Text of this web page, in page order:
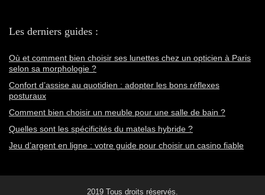
Les derniers guides :
Où et comment bien choisir ses lunettes chez un opticien à Paris
selon sa morphologie ?
Confort d’assise au quotidien : adopter les bons réflexes
posturaux
Comment bien choisir un meuble pour une salle de bain ?
Quelles sont les spécificités du matelas hybride ?
Jeu d’argent en ligne : votre guide pour choisir un casino fiable
2019 Tous droits réservés.